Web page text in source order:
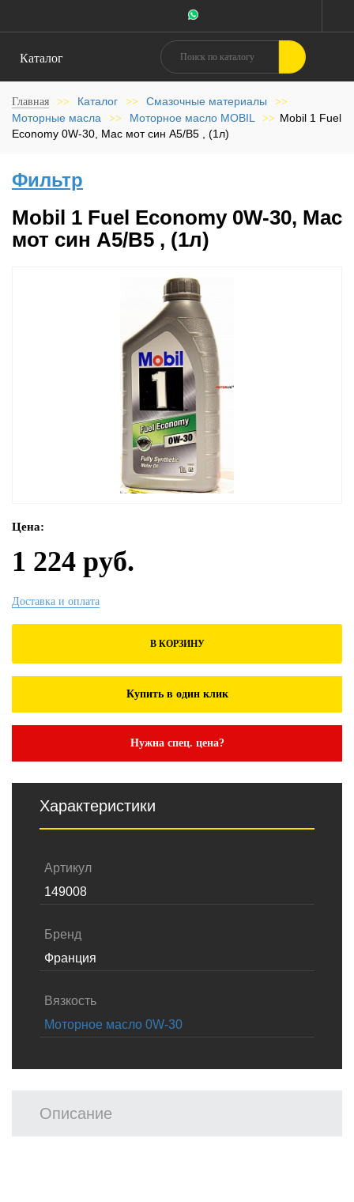
Каталог
Главная >> Каталог >> Смазочные материалы >>
Моторные масла >> Моторное масло MOBIL >> Mobil 1 Fuel
Economy 0W-30, Мас мот син A5/B5 , (1л)
Фильтр
Mobil 1 Fuel Economy 0W-30, Мас
мот син A5/B5 , (1л)
Цена:
1 224 руб.
Доставка и оплата
В КОРЗИНУ
Купить в один клик
Нужна спец. цена?
Характеристики
Артикул
149008
Бренд
Франция
Вязкость
Моторное масло 0W-30
Описание